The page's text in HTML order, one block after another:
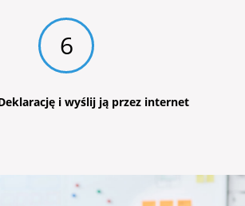
6
i wyślij ją przez internet